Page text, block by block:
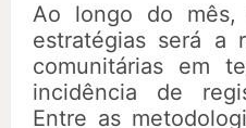
Ao longo do mês,
estratégias será a
comunitárias em
incidência de
Entre as